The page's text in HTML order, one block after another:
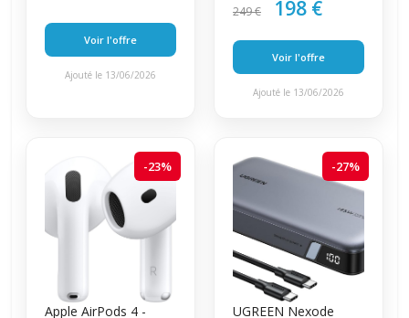
Voir l'offre
Ajouté le 13/06/2026
249 € 198 €
Voir l'offre
Ajouté le 13/06/2026
-23%
Apple AirPods 4 -
-27%
UGREEN Nexode